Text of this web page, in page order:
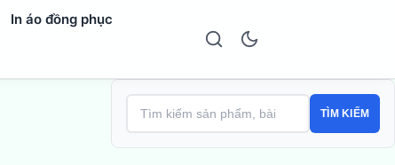
In áo đồng phục
TÌM KIẾM